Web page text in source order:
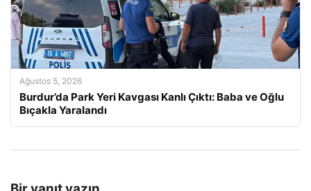
Ağustos 5, 2026
Burdur’da Park Yeri Kavgası Kanlı Çıktı: Baba ve Oğlu
Bıçakla Yaralandı